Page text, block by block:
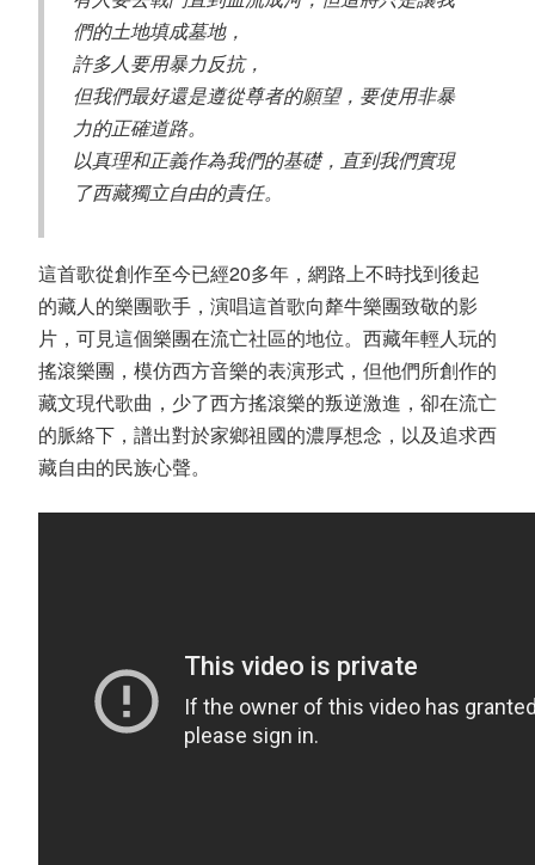
們的土地填成墓地，
許多人要用暴力反抗，
但我們最好還是遵從尊者的願望，要使用非暴
力的正確道路。
以真理和正義作為我們的基礎，直到我們實現
了西藏獨立自由的責任。
這首歌從創作至今已經20多年，網路上不時找到後起
的藏人的樂團歌手，演唱這首歌向犛牛樂團致敬的影
片，可見這個樂團在流亡社區的地位。西藏年輕人玩的
搖滾樂團，模仿西方音樂的表演形式，但他們所創作的
藏文現代歌曲，少了西方搖滾樂的叛逆激進，卻在流亡
的脈絡下，譜出對於家鄉祖國的濃厚想念，以及追求西
藏自由的民族心聲。